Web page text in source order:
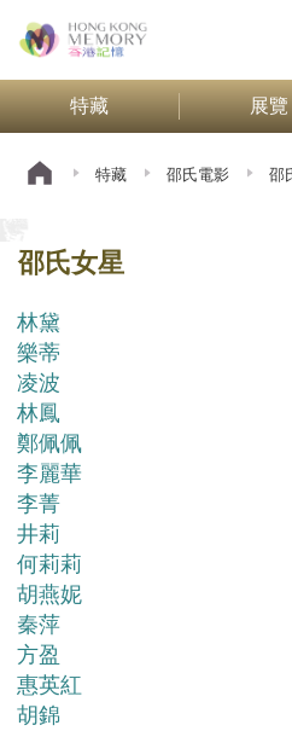
特藏 展覽
特藏 邵氏電影 邵
邵氏女星
林黛
樂蒂
凌波
林鳳
鄭佩佩
李麗華
李菁
井莉
何莉莉
胡燕妮
秦萍
方盈
惠英紅
胡錦